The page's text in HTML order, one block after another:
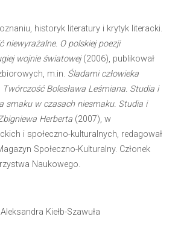
historyk literatury i krytyk literacki.
niewyrażalne. O polskiej poezji
wojnie światowej(2006), publikował
m.in. Śladami człowieka
Twórczość Bolesława Leśmiana. Studia i
smaku w czasach niesmaku. Studia i
Herberta(2007), w
i społeczno-kulturalnych, redagował
Społeczno-Kulturalny. Członek
Naukowego.
Kiełb-Szawuła